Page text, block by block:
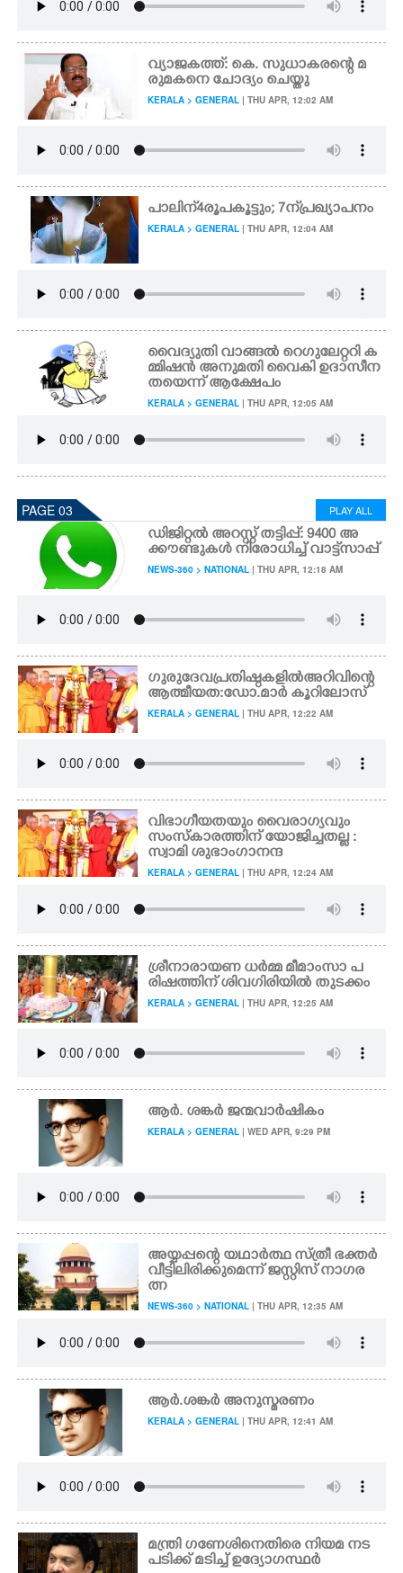
വ്യാജകത്ത്: കെ. സുധാകരന്റെ മ
രുമകനെ ചോദ്യം ചെയ്തു
KERALA > GENERAL | THU APR, 12:02 AM
പാലിന് 4 രൂപ കൂട്ടും; 7ന് പ്രഖ്യാപനം
KERALA > GENERAL | THU APR, 12:04 AM
വൈദ്യുതി വാങ്ങൽ റെഗുലേറ്ററി ക
മ്മിഷൻ അനുമതി വൈകി ഉദാസീന
തയെന്ന് ആക്ഷേപം
KERALA > GENERAL | THU APR, 12:05 AM
PAGE 03 PLAY ALL
ഡിജിറ്റൽ അറസ്റ്റ് തട്ടിപ്പ്: 9400 അ
ക്കൗണ്ടുകൾ നിരോധിച്ച് വാട്ട്‌സാപ്പ്
NEWS-360 > NATIONAL | THU APR, 12:18 AM
ഗുരുദേവ പ്രതിഷ്ഠകളിൽ അറിവിന്റെ
ആത്മീയത: ഡോ.മാർ കൂറിലോസ്
KERALA > GENERAL | THU APR, 12:22 AM
വിഭാഗീയതയും വൈരാഗ്യവും
സംസ്കാരത്തിന് യോജിച്ചതല്ല :
സ്വാമി ശുഭാംഗാനന്ദ
KERALA > GENERAL | THU APR, 12:24 AM
ശ്രീനാരായണ ധർമ്മ മീമാംസാ പ
രിഷത്തിന് ശിവഗിരിയിൽ തുടക്കം
KERALA > GENERAL | THU APR, 12:25 AM
ആർ. ശങ്കർ ജന്മവാർഷികം
KERALA > GENERAL | WED APR, 9:29 PM
അയ്യപ്പന്റെ യഥാർത്ഥ സ്ത്രീ ഭക്തർ
വീട്ടിലിരിക്കുമെന്ന് ജസ്റ്റിസ് നാഗര
ത്ന
NEWS-360 > NATIONAL | THU APR, 12:35 AM
ആർ.ശങ്കർ അനുസ്മരണം
KERALA > GENERAL | THU APR, 12:41 AM
മന്ത്രി ഗണേശിനെതിരെ നിയമ നട
പടിക്ക് മടിച്ച് ഉദ്യോഗസ്ഥർ